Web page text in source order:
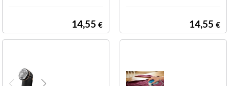
VR8317
14,55 €
R7040 VR5121
14,55 €